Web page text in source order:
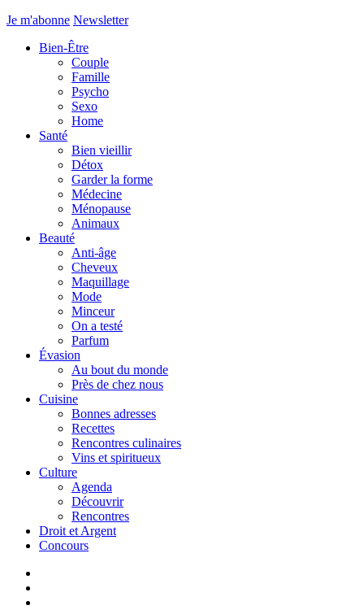
Je m'abonne Newsletter
Bien-Être
Couple
Famille
Psycho
Sexo
Home
Santé
Bien vieillir
Détox
Garder la forme
Médecine
Ménopause
Animaux
Beauté
Anti-âge
Cheveux
Maquillage
Mode
Minceur
On a testé
Parfum
Évasion
Au bout du monde
Près de chez nous
Cuisine
Bonnes adresses
Recettes
Rencontres culinaires
Vins et spiritueux
Culture
Agenda
Découvrir
Rencontres
Droit et Argent
Concours